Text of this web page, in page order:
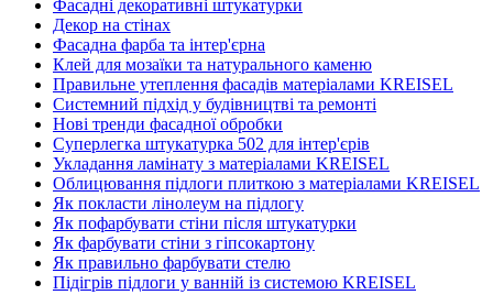
Фасадні декоративні штукатурки
Декор на стінах
Фасадна фарба та інтер'єрна
Клей для мозаїки та натурального каменю
Правильне утеплення фасадів матеріалами KREISEL
Системний підхід у будівництві та ремонті
Нові тренди фасадної обробки
Суперлегка штукатурка 502 для інтер'єрів
Укладання ламінату з матеріалами KREISEL
Облицювання підлоги плиткою з матеріалами KREISEL
Як покласти лінолеум на підлогу
Як пофарбувати стіни після штукатурки
Як фарбувати стіни з гіпсокартону
Як правильно фарбувати стелю
Підігрів підлоги у ванній із системою KREISEL